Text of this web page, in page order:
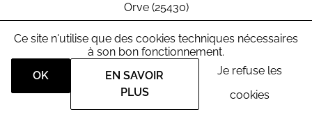
Orve (25430)
Osse (25360)
Osselle-Routelle (25320)
Ougney-Douvot (25640)
Ce site n'utilise que des cookies techniques nécessaires
à son bon fonctionnement.
OK
EN SAVOIR
PLUS
Je refuse les
cookies